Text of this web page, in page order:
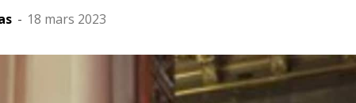
- 18 mars 2023